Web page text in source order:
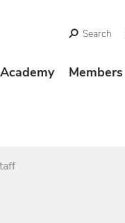
Search
Academy Members